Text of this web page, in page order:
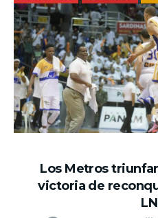
Los Metros
victoria de